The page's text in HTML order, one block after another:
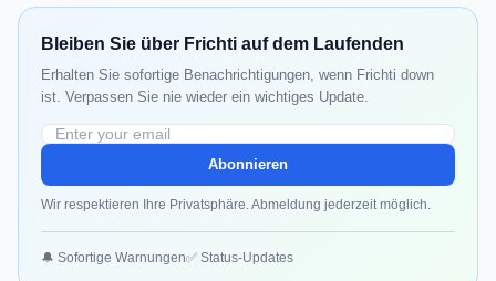
Bleiben Sie über Frichti auf dem Laufenden
Erhalten Sie sofortige Benachrichtigungen, wenn Frichti down
ist. Verpassen Sie nie wieder ein wichtiges Update.
Abonnieren
Wir respektieren Ihre Privatsphäre. Abmeldung jederzeit möglich.
🔔 Sofortige Warnungen✅ Status-Updates